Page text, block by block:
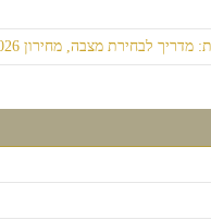
לבחירת מצבה, מחירון 2026 וסוגי אבנים